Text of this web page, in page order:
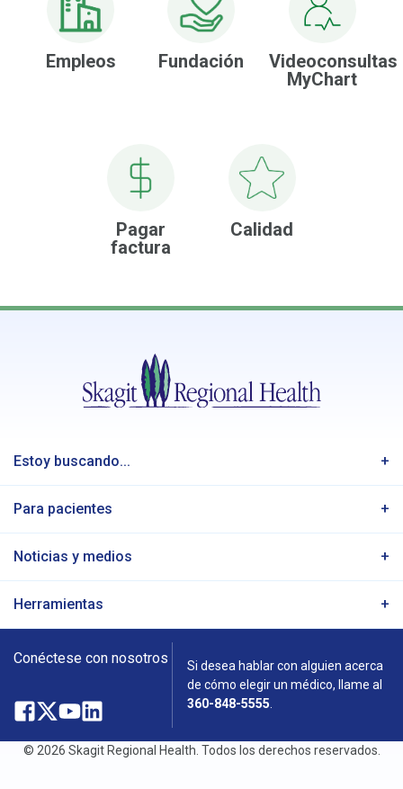
Empleos Fundación
Videoconsultas
MyChart
Pagar
factura
Calidad
Estoy buscando...
Para pacientes
Noticias y medios
Herramientas
Conéctese con nosotros
Facebook
Abre
en
X
Abre
en
YouTube
Abre
en
LinkedIn
Abre
en
Si desea hablar con alguien acerca
de cómo elegir un médico, llame al
360-848-5555
© 2026 Skagit Regional Health. Todos los derechos reservados.